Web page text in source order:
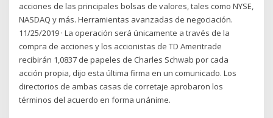
acciones de las principales bolsas de valores, tales como NYSE,
NASDAQ y más. Herramientas avanzadas de negociación.
11/25/2019 · La operación será únicamente a través de la
compra de acciones y los accionistas de TD Ameritrade
recibirán 1,0837 de papeles de Charles Schwab por cada
acción propia, dijo esta última firma en un comunicado. Los
directorios de ambas casas de corretaje aprobaron los
términos del acuerdo en forma unánime.